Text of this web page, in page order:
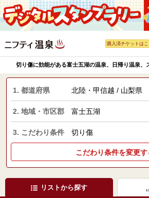
購入済チケットはこ
切り傷に効能がある富士五湖の温泉、日帰り温泉、
1. 都道府県 北陸・甲信越 / 山梨県
2. 地域・市区郡 富士五湖
3. こだわり条件 切り傷
こだわり条件を変更す
リストから探す